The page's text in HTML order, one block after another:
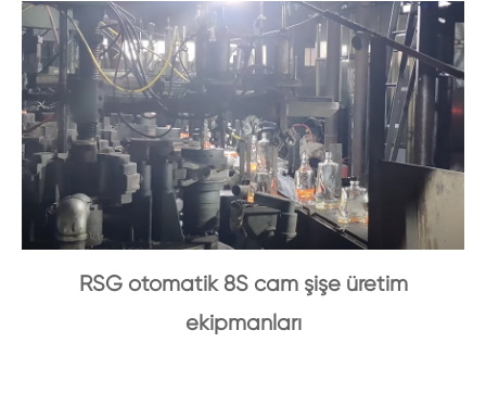
RSG otomatik 8S cam şişe üretim
ekipmanları